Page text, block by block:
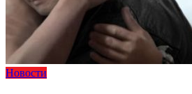
Новости